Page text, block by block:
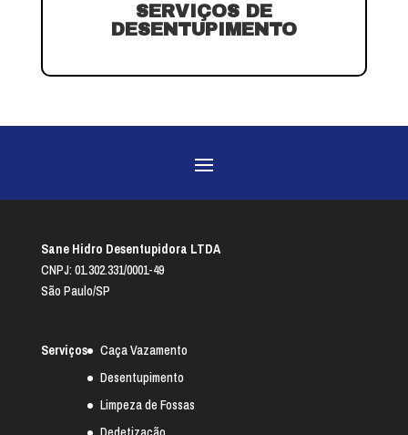
SERVIÇOS DE
DESENTUPIMENTO
Sane Hidro Desentupidora LTDA
CNPJ: 01.302.331/0001-49
São Paulo/SP
Serviços
Caça Vazamento
Desentupimento
Limpeza de Fossas